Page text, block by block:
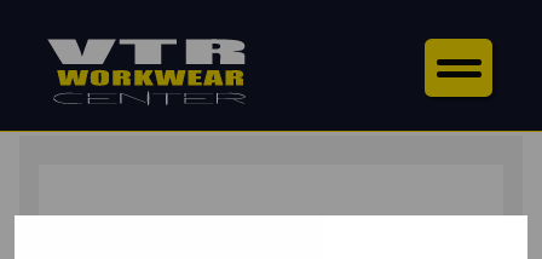
ETUSIVU/ ASUSTEET /MUUT
/ BLÅKLÄDER TOOLRIG™
SLIDER 2-PACK